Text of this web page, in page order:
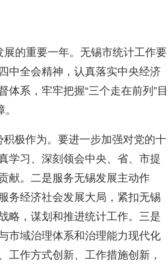
的重要一年。无锡市统计工作要
中全会精神，认真落实中央经济
系，牢牢把握“三个走在前列”目
极作为。要进一步加强对党的十
学习、深刻领会中央、省、市提
献。二是服务无锡发展主动作
务经济社会发展大局，紧扣无锡
略，谋划和推进统计工作。三是
市域治理体系和治理能力现代化
作方式创新、工作措施创新，